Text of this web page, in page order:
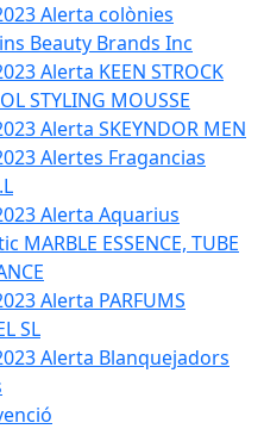
Alerta colònies
Beauty Brands Inc
Alerta KEEN STROCK
STYLING MOUSSE
Alerta SKEYNDOR MEN
Alertes Fragancias
Alerta Aquarius
MARBLE ESSENCE, TUBE
Alerta PARFUMS
SL
Alerta Blanquejadors